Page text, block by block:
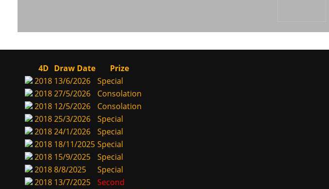
4D Draw Date
Prize
2018 13/6/2026
Special
201827/5/2026
Consolation
2018 12/5/2026
Consolation
201825/3/2026
Special
201824/1/2026
Special
2018 18/11/2025 Special
2018 15/9/2025
Special
20188/8/2025
Special
2018 13/7/2025
Second